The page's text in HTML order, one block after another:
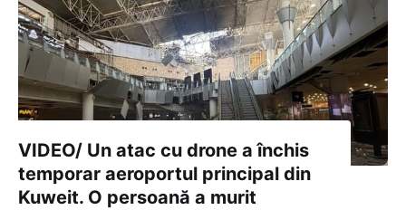
VIDEO/ Un atac cu drone a închis
temporar aeroportul principal din
Kuweit. O persoană a murit